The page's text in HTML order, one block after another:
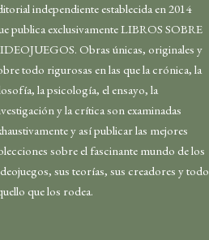
independiente establecida en 2014
publica exclusivamente LIBROS SOBRE
Obras únicas, originales y
todo rigurosas en las que la crónica, la
la psicología, el ensayo, la
y la crítica son examinadas
y así publicar las mejores
sobre el fascinante mundo de los
sus teorías, sus creadores y todo
que los rodea.